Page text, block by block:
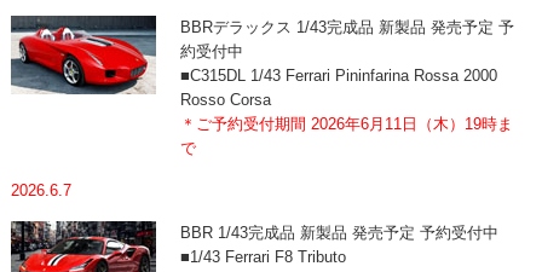
BBRデラックス 1/43完成品 新製品 発売予定 予
約受付中
■C315DL 1/43 Ferrari Pininfarina Rossa 2000
Rosso Corsa
＊ご予約受付期間 2026年6月11日（木）19時ま
で
2026.6.7
BBR 1/43完成品 新製品 発売予定 予約受付中
■1/43 Ferrari F8 Tributo